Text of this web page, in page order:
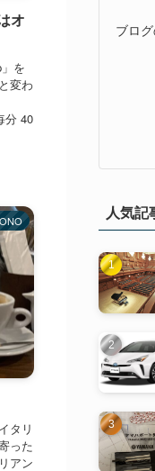
オ
を
変わ
分 40
タリ
った
アン
ブロ
人気記